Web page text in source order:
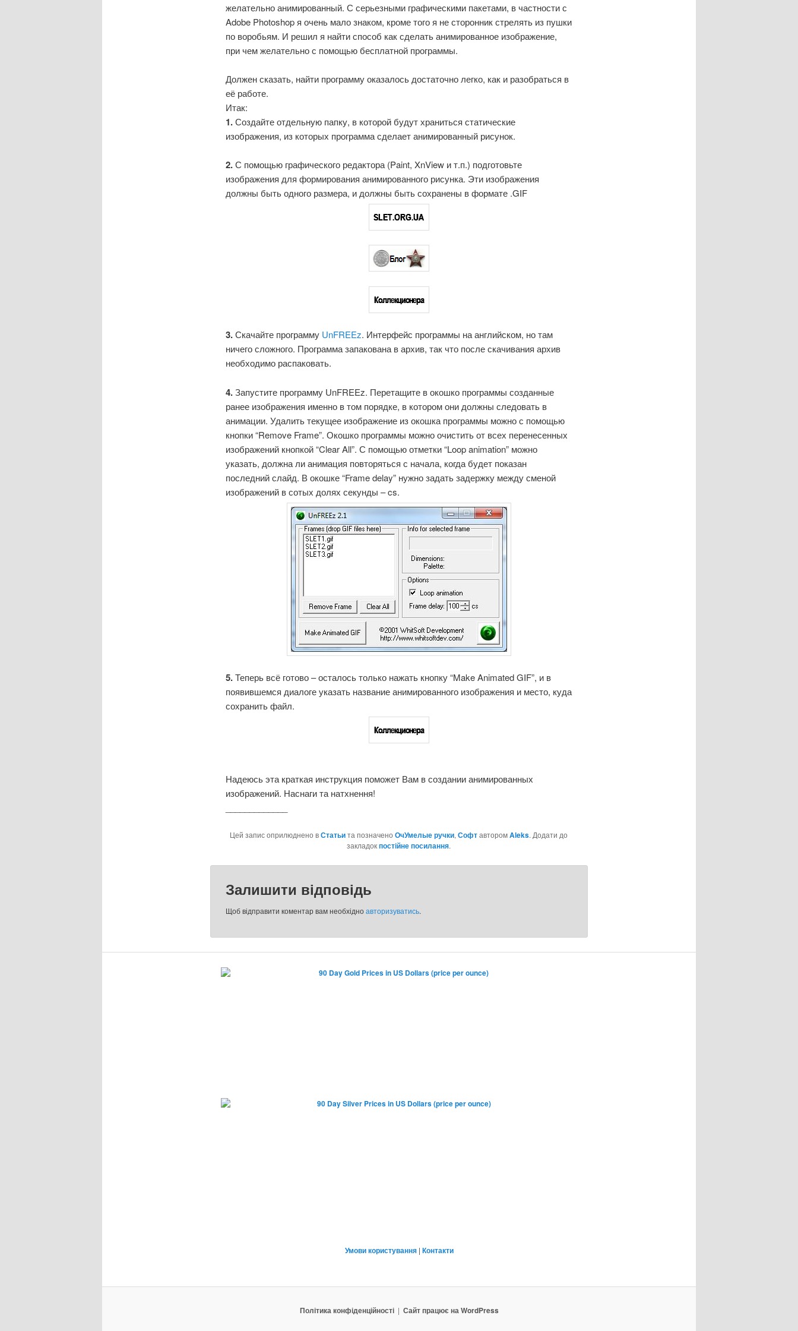
желательно анимированный. С серьезными графическими пакетами, в частности с
Adobe Photoshop я очень мало знаком, кроме того я не сторонник стрелять из пушки
по воробьям. И решил я найти способ как сделать анимированное изображение,
при чем желательно с помощью бесплатной программы.
Должен сказать, найти программу оказалось достаточно легко, как и разобраться в
её работе.
Итак:
1.Создайте отдельную папку, в которой будут храниться статические
изображения, из которых программа сделает анимированный рисунок.
2.С помощью графического редактора (Paint, XnView и т.п.) подготовьте
изображения для формирования анимированного рисунка. Эти изображения
должны быть одного размера, и должны быть сохранены в формате .GIF
3.Скачайте программу UnFREEz. Интерфейс программы на английском, но там
ничего сложного. Программа запакована в архив, так что после скачивания архив
необходимо распаковать.
4.Запустите программу UnFREEz. Перетащите в окошко программы созданные
ранее изображения именно в том порядке, в котором они должны следовать в
анимации. Удалить текущее изображение из окошка программы можно с помощью
кнопки “Remove Frame”. Окошко программы можно очистить от всех перенесенных
изображений кнопкой “Clear All”. С помощью отметки “Loop animation” можно
указать, должна ли анимация повторяться с начала, когда будет показан
последний слайд. В окошке “Frame delay” нужно задать задержку между сменой
изображений в сотых долях секунды – cs.
5.Теперь всё готово – осталось только нажать кнопку “Make Animated GIF”, и в
появившемся диалоге указать название анимированного изображения и место, куда
сохранить файл.
Надеюсь эта краткая инструкция поможет Вам в создании анимированных
изображений. Наснаги та натхнення!
Цей запис оприлюднено вСтатьита позначеноОчУмелые ручки,СофтавторомAleks. Додати до
закладокпостійне посилання.
Залишити відповідь
Щоб відправити коментар вам необхідноавторизуватись.
Умови користування| Контакти
Політика конфіденційності Сайт працює на WordPress